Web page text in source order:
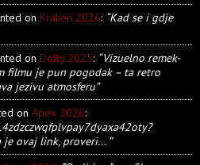
on Kraken 2026: “Kad se i gdje
on Dolly 2025: “Vizuelno remek-
filmu je pun pogodak – ta retro
jezivu atmosferu”
on Apex 2026:
ovaj link, proveri... ”